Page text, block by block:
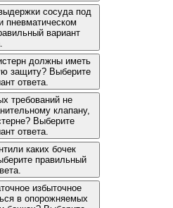
сосуда под
пневматическом
вариант
должны иметь
защиту? Выберите
ответа.
требований не
клапану,
Выберите
ответа.
каких бочек
правильный
избыточное
в опорожняемых